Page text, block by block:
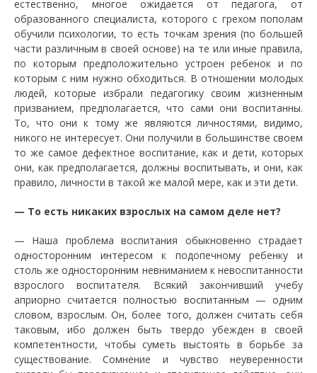
естественно, многое ожидается от педагога, от
образованного специалиста, которого с грехом пополам
обучили психологии, то есть точкам зрения (по большей
части различным в своей основе) на те или иные правила,
по которым предположительно устроен ребенок и по
которым с ним нужно обходиться. В отношении молодых
людей, которые избрали педагогику своим жизненным
призванием, предполагается, что сами они воспитанны.
То, что они к тому же являются личностями, видимо,
никого не интересует. Они получили в большинстве своем
то же самое дефектное воспитание, как и дети, которых
они, как предполагается, должны воспитывать, и они, как
правило, личности в такой же малой мере, как и эти дети.
— То есть никаких взрослых на самом деле нет?
— Наша проблема воспитания обыкновенно страдает
односторонним интересом к подопечному ребенку и
столь же односторонним невниманием к невоспитанности
взрослого воспитателя. Всякий закончивший учебу
априорно считается полностью воспитанным — одним
словом, взрослым. Он, более того, должен считать себя
таковым, ибо должен быть твердо убежден в своей
компетентности, чтобы суметь выстоять в борьбе за
существование. Сомнение и чувство неуверенности